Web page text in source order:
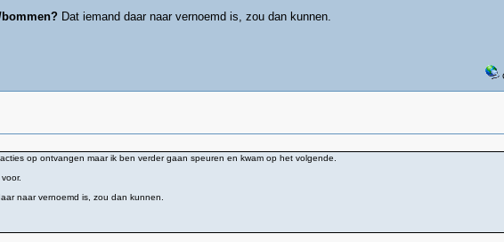
Dat iemand daar naar vernoemd is, zou dan kunnen.
op ontvangen maar ik ben verder gaan speuren en kwam op het volgende.
naar vernoemd is, zou dan kunnen.